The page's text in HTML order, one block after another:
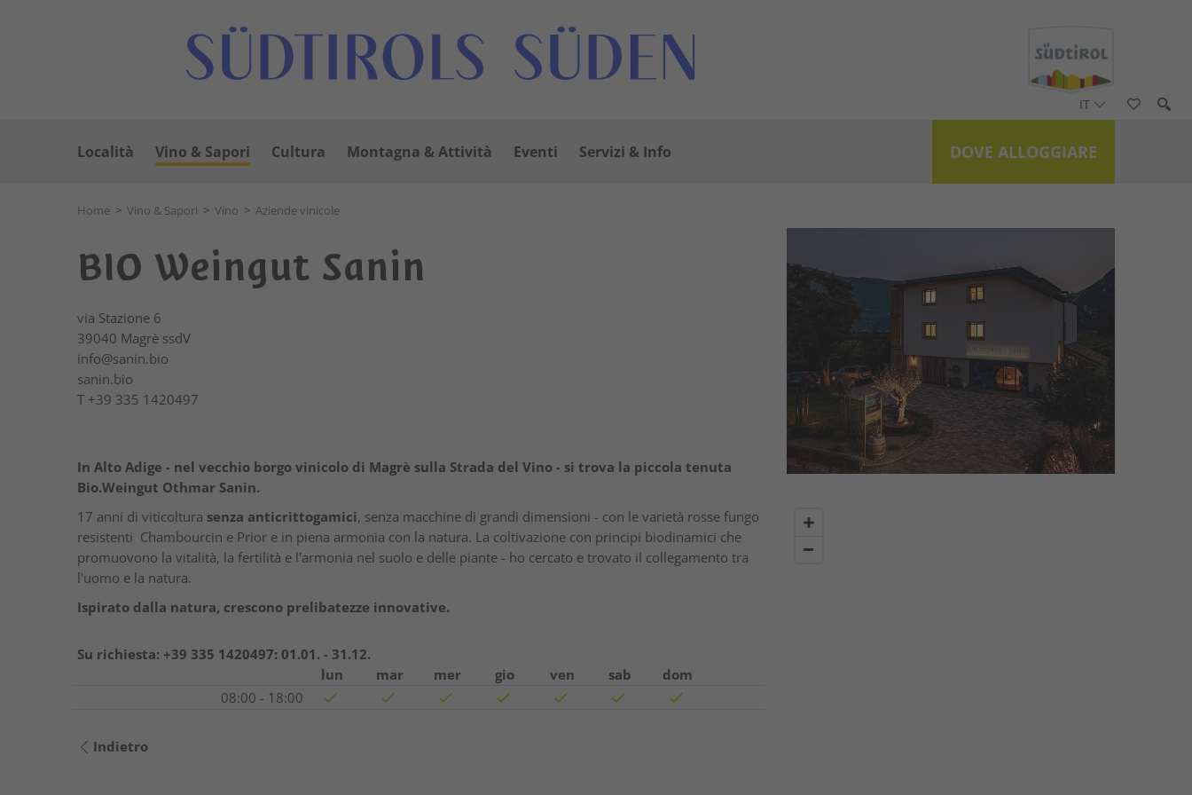
IT
DOVE ALLOGGIARE
Località Vino & Sapori Cultura Montagna & Attività Eventi Servizi & Info
Home > Vino & Sapori > Vino > Aziende vinicole
BIO Weingut Sanin
via Stazione 6
39040 Magrè ssdV
info@sanin.bio
sanin.bio
T +39 335 1420497
In Alto Adige - nel vecchio borgo vinicolo di Magrè sulla Strada del Vino - si trova la piccola tenuta
Bio.Weingut Othmar Sanin.
17 anni di viticoltura senza anticrittogamici, senza macchine di grandi dimensioni - con le varietà rosse fungo
resistenti Chambourcin e Prior e in piena armonia con la natura. La coltivazione con principi biodinamici che
promuovono la vitalità, la fertilità e l'armonia nel suolo e delle piante - ho cercato e trovato il collegamento tra
l'uomo e la natura.
Ispirato dalla natura, crescono prelibatezze innovative.
Su richiesta: +39 335 1420497: 01.01. - 31.12.
lun
mar mer gio ven sab
dom
08:00 - 18:00
Indietro